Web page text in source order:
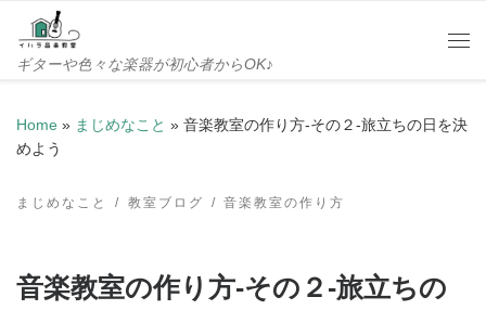
Skip to content
ギターや色々な楽器が初心者からOK♪
Home » まじめなこと » 音楽教室の作り方-その２-旅立ちの日を決
めよう
まじめなこと 教室ブログ 音楽教室の作り方
音楽教室の作り方-その２-旅立ちの